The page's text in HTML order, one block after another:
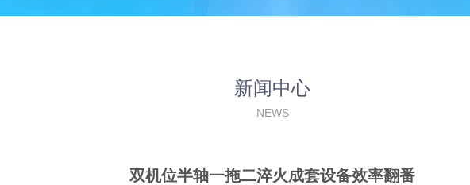
新闻中心
NEWS
双机位半轴一拖二淬火成套设备效率翻番